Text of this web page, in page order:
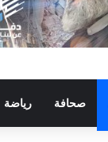
صحافة رياضة